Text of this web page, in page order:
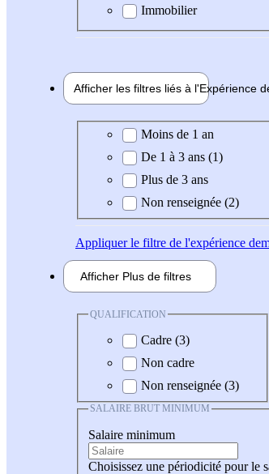
Immobilier
Afficher les filtres liés à l'Expérience
Expérience demandée
Moins de 1 an
De 1 à 3 ans (1)
Plus de 3 ans
Non renseignée (2)
Appliquerle filtre de l'expérience
Afficher Plus de filtres
QUALIFICATION
Cadre (3)
Non cadre
Non renseignée (3)
SALAIRE BRUT MINIMUM
Salaire minimum
Choisissez une périodicité pour le